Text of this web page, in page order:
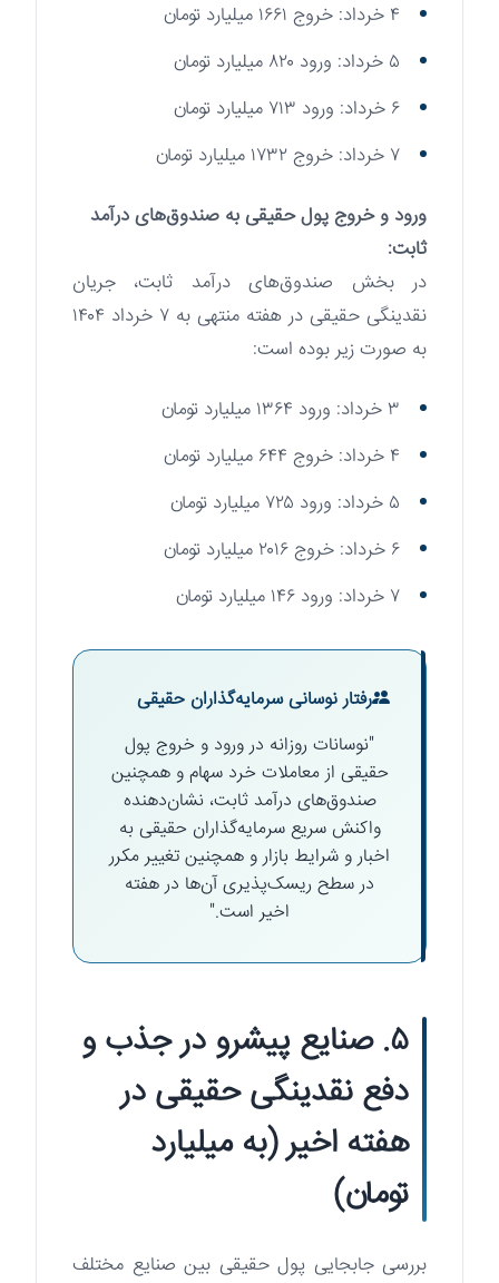
۴ خرداد: خروج ۱۶۶۱ میلیارد تومان
۵ خرداد: ورود ۸۲۰ میلیارد تومان
۶ خرداد: ورود ۷۱۳ میلیارد تومان
۷ خرداد: خروج ۱۷۳۲ میلیارد تومان
ورود و خروج پول حقیقی به صندوق‌های درآمد
ثابت:
در بخش صندوق‌های درآمد ثابت، جریان
نقدینگی حقیقی در هفته منتهی به ۷ خرداد ۱۴۰۴
به صورت زیر بوده است:
۳ خرداد: ورود ۱۳۶۴ میلیارد تومان
۴ خرداد: خروج ۶۴۴ میلیارد تومان
۵ خرداد: ورود ۷۲۵ میلیارد تومان
۶ خرداد: خروج ۲۰۱۶ میلیارد تومان
۷ خرداد: ورود ۱۴۶ میلیارد تومان
رفتار نوسانی سرمایه‌گذاران حقیقی
"نوسانات روزانه در ورود و خروج پول
حقیقی از معاملات خرد سهام و همچنین
صندوق‌های درآمد ثابت، نشان‌دهنده
واکنش سریع سرمایه‌گذاران حقیقی به
اخبار و شرایط بازار و همچنین تغییر مکرر
در سطح ریسک‌پذیری آن‌ها در هفته
اخیر است."
۵. صنایع پیشرو در جذب و
دفع نقدینگی حقیقی در
هفته اخیر (به میلیارد
تومان)
بررسی جابجایی پول حقیقی بین صنایع مختلف